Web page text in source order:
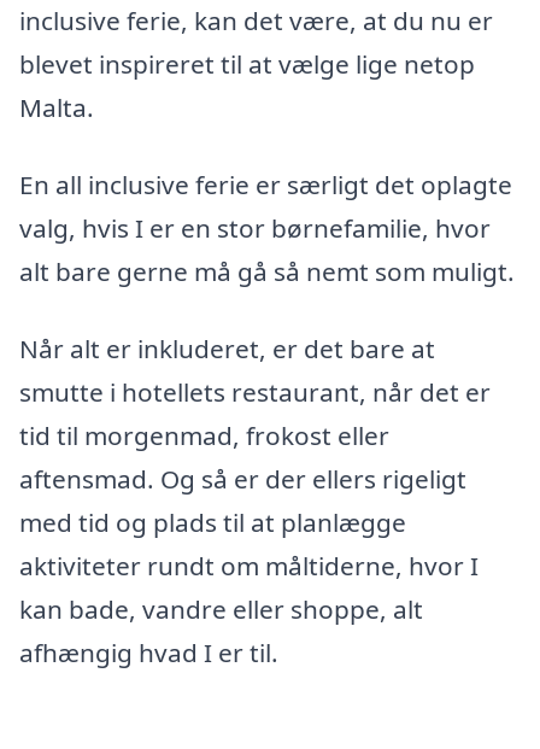
inclusive ferie, kan det være, at du nu er
blevet inspireret til at vælge lige netop
Malta.
En all inclusive ferie er særligt det oplagte
valg, hvis I er en stor børnefamilie, hvor
alt bare gerne må gå så nemt som muligt.
Når alt er inkluderet, er det bare at
smutte i hotellets restaurant, når det er
tid til morgenmad, frokost eller
aftensmad. Og så er der ellers rigeligt
med tid og plads til at planlægge
aktiviteter rundt om måltiderne, hvor I
kan bade, vandre eller shoppe, alt
afhængig hvad I er til.